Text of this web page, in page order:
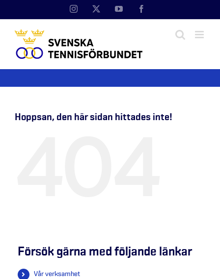
Instagram YouTube
Hoppsan, den här sidan hittades inte!
Försök gärna med följande länkar
Vår verksamhet